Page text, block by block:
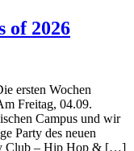
of 2026
ersten Wochen
Freitag, 04.09.
Campus und wir
Party des neuen
Club – Hip Hop & […]